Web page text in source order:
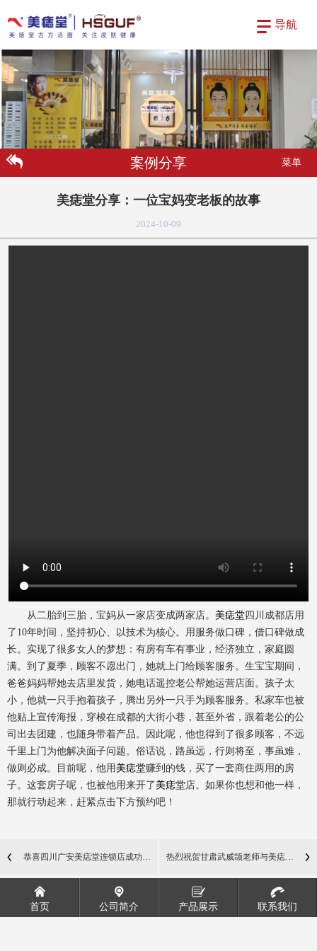
导航
案例分享 菜单
美痣堂分享：一位宝妈变老板的故事
2024-10-09
从二胎到三胎，宝妈从一家店变成两家店。 美痣堂四川成都店用
了10年时间，坚持初心、以技术为核心。用服务做口碑，借口碑做成
长。实现了很多女人的梦想：有房有车有事业，经济独立，家庭圆
满。到了夏季，顾客不愿出门，她就上门给顾客服务。生宝宝期间，
爸爸妈妈帮她去店里发货，她电话遥控老公帮她运营店面。孩子太
小，他就一只手抱着孩子，腾出另外一只手为顾客服务。私家车也被
他贴上宣传海报，穿梭在成都的大街小巷，甚至外省，跟着老公的公
司出去团建，也随身带着产品。因此呢，他也得到了很多顾客，不远
千里上门为他解决面子问题。俗话说，路虽远，行则将至，事虽难，
做则必成。目前呢，他用 美痣堂赚到的钱，买了一套商住两用的房
子。这套房子呢，也被他用来开了 美痣堂店。如果你也想和他一样，
那就行动起来，赶紧点击下方预约吧！
恭喜四川广安美痣堂连锁店成功签约 热烈祝贺甘肃武威颉老师与美痣堂成功
首页 公司简介 产品展示 联系我们